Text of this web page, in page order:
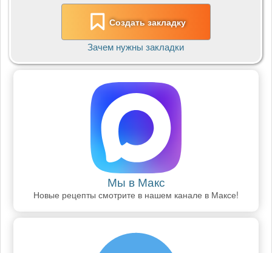
Создать закладку
Зачем нужны закладки
Мы в Макс
Новые рецепты смотрите в нашем канале в Максе!